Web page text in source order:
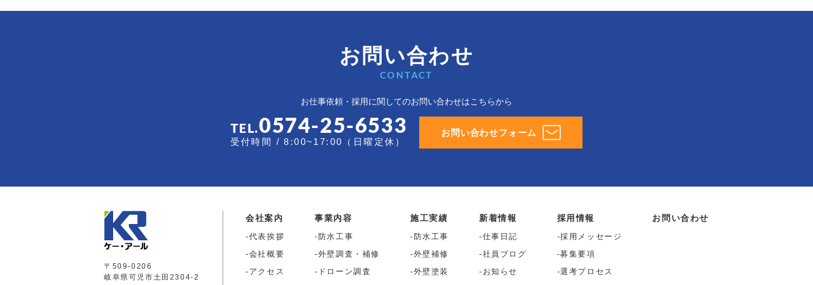
お問い合わせ
CONTACT
お仕事依頼・採用に関してのお問い合わせはこちらから
TEL.0574-25-6533
受付時間 / 8:00~17:00（日曜定休）
お問い合わせフォーム
〒509-0206
岐阜県可児市土田2304-2
会社案内
代表挨拶
会社概要
アクセス
事業内容
防水工事
外壁調査・補修
ドローン調査
施工実績
防水工事
外壁補修
外壁塗装
新着情報
仕事日記
社員ブログ
お知らせ
採用情報
採用メッセージ
募集要項
選考プロセス
お問い合わせ